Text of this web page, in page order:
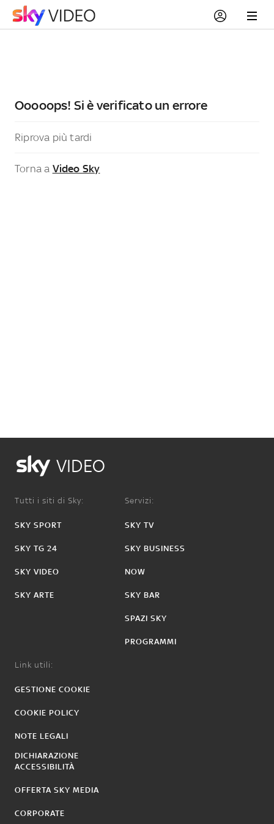
Ooooops! Si è verificato un errore
Riprova più tardi
Torna a Video Sky
VIDEO
Tutti i siti di Sky:
SKY SPORT
SKY TG 24
SKY VIDEO
SKY ARTE
Servizi:
SKY TV
SKY BUSINESS
NOW
SKY BAR
SPAZI SKY
PROGRAMMI
Link utili:
GESTIONE COOKIE
COOKIE POLICY
NOTE LEGALI
DICHIARAZIONE
ACCESSIBILITÀ
OFFERTA SKY MEDIA
CORPORATE